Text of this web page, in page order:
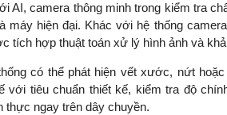
AI, camera thông minh trong kiểm tra
máy hiện đại. Khác với hệ thống
tích hợp thuật toán xử lý hình ảnh và
có thể phát hiện vết xước, nứt
với tiêu chuẩn thiết kế, kiểm tra độ
thực ngay trên dây chuyền.